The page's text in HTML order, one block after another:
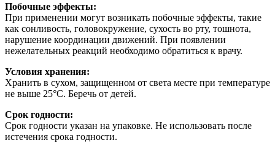
Побочные эффекты:
При применении могут возникать побочные эффекты, такие
как сонливость, головокружение, сухость во рту, тошнота,
нарушение координации движений. При появлении
нежелательных реакций необходимо обратиться к врачу.
Условия хранения:
Хранить в сухом, защищенном от света месте при температуре
не выше 25°C. Беречь от детей.
Срок годности:
Срок годности указан на упаковке. Не использовать после
истечения срока годности.